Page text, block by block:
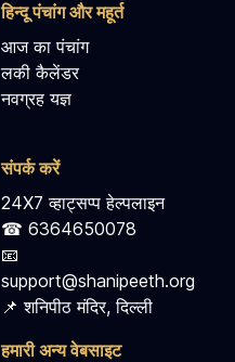
हिन्दू पंचांग और महूर्त
आज का पंचांग
लकी कैलेंडर
नवग्रह यज्ञ
संपर्क करें
24X7 व्हाट्सप्प हेल्पलाइन
☎ 6364650078
📧
support@shanipeeth.org
📌 शनिपीठ मंदिर, दिल्ली
हमारी अन्य वेबसाइट